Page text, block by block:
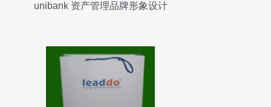
unibank 资产管理品牌形象设计